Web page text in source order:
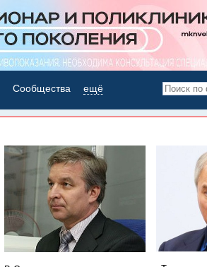
Сообщества ещё